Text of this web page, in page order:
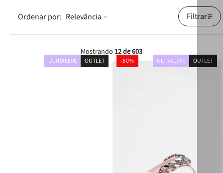
Relevância Filtrar
Mostrando 12 de 603
ULTRALEVE OUTLET -50% ULTRALEVE OUTLET